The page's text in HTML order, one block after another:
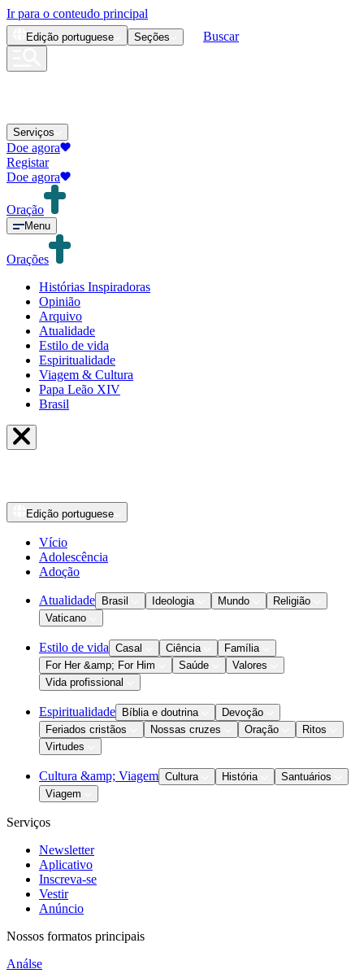
Ir para o conteudo principal
Edição portuguese Seções Buscar
Serviços
Doe agora
Registar
Doe agora
Oração
Menu
Orações
Histórias Inspiradoras
Opinião
Arquivo
Atualidade
Estilo de vida
Espiritualidade
Viagem & Cultura
Papa Leão XIV
Brasil
Edição portuguese
Vício
Adolescência
Adoção
Atualidade Brasil Ideologia Mundo
Religião
Vaticano
Estilo de vida Casal Ciência
Família
For Her &amp; For Him
Saúde
Valores
Vida profissional
Espiritualidade Bíblia e doutrina
Devoção
Feriados cristãos
Nossas cruzes Oração
Ritos
Virtudes
Cultura &amp; Viagem Cultura História
Santuários
Viagem
Serviços
Newsletter
Aplicativo
Inscreva-se
Vestir
Anúncio
Nossos formatos principais
Análse